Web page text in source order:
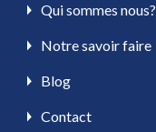
Qui sommes nous?
Notre savoir faire
Blog
Contact